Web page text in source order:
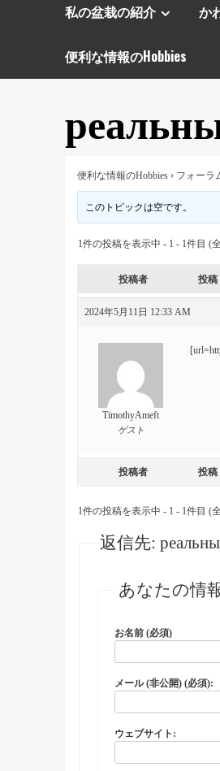
私の盆栽の紹介 か
便利な情報のHobbies
便利な情報のHobbies › フォーラ
このトピックは空です。
1件の投稿を表示中 - 1 - 1件目 (
投稿者 投稿
2024年5月11日 12:33 AM
TimothyAmeft
ゲスト
投稿者 投稿
1件の投稿を表示中 - 1 - 1件目 (
返信先:
あなたの情
お名前 (必須)
メール (非公開) (必須):
ウェブサイト: